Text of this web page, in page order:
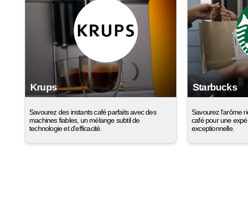
Krups
Savourez des instants café parfaits avec des
machines fiables, un mélange subtil de
technologie et d'efficacité.
Starbucks
Savourez l'arôme
café pour une
exceptionnelle.